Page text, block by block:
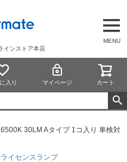
MENU
インストア本店
入り マイページ カート
30LM Aタイプ 1コ入り 車検対
イセンスランプ